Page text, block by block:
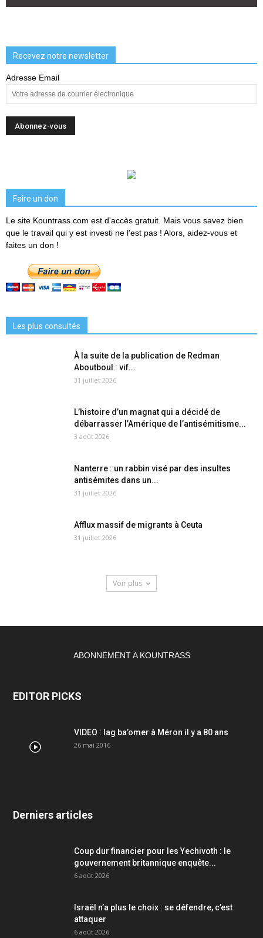
Recevez notre newsletter
Adresse Email
Faire un don
Le site Kountrass.com est d'accès gratuit. Mais vous savez bien
que le travail qui y est investi ne l'est pas ! Alors, aidez-vous et
faites un don !
Les plus consultés
À la suite de la publication de Redman
Aboutboul : vif...
31 juillet 2026
L’histoire d’un magnat qui a décidé de
débarrasser l’Amérique de l’antisémitisme...
3 août 2026
Nanterre : un rabbin visé par des insultes
antisémites dans un...
31 juillet 2026
Afflux massif de migrants à Ceuta
31 juillet 2026
Voir plus
ABONNEMENT A KOUNTRASS
EDITOR PICKS
VIDEO : lag ba’omer à Méron il y a 80 ans
26 mai 2016
Derniers articles
Coup dur financier pour les Yechivoth : le
gouvernement britannique enquête...
6 août 2026
Israël n’a plus le choix : se défendre, c’est
attaquer
6 août 2026